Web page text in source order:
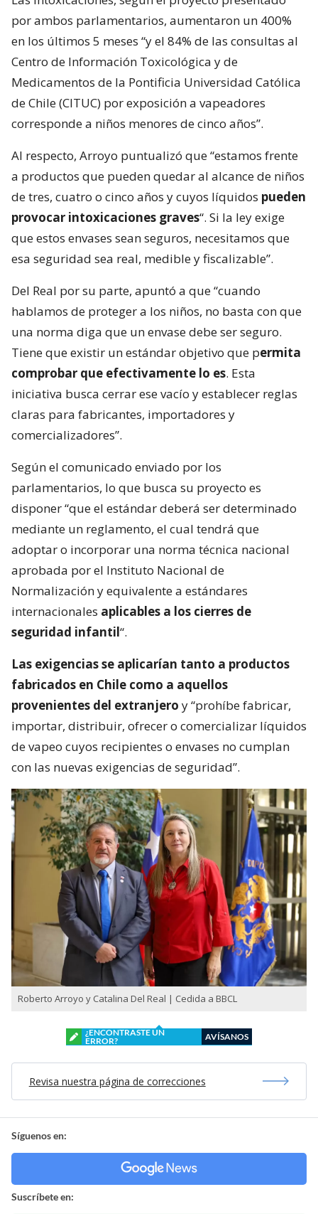
por ambos parlamentarios, aumentaron un 400%
en los últimos 5 meses “y el 84% de las consultas al
Centro de Información Toxicológica y de
Medicamentos de la Pontificia Universidad Católica
de Chile (CITUC) por exposición a vapeadores
corresponde a niños menores de cinco años”.
Al respecto, Arroyo puntualizó que “estamos frente
a productos que pueden quedar al alcance de niños
de tres, cuatro o cinco años y cuyos líquidos pueden
provocar intoxicaciones graves“. Si la ley exige
que estos envases sean seguros, necesitamos que
esa seguridad sea real, medible y fiscalizable”.
Del Real por su parte, apuntó a que “cuando
hablamos de proteger a los niños, no basta con que
una norma diga que un envase debe ser seguro.
Tiene que existir un estándar objetivo que permita
comprobar que efectivamente lo es. Esta
iniciativa busca cerrar ese vacío y establecer reglas
claras para fabricantes, importadores y
comercializadores”.
Según el comunicado enviado por los
parlamentarios, lo que busca su proyecto es
disponer “que el estándar deberá ser determinado
mediante un reglamento, el cual tendrá que
adoptar o incorporar una norma técnica nacional
aprobada por el Instituto Nacional de
Normalización y equivalente a estándares
internacionales aplicables a los cierres de
seguridad infantil“.
Las exigencias se aplicarían tanto a productos
fabricados en Chile como a aquellos
provenientes del extranjero y “prohíbe fabricar,
importar, distribuir, ofrecer o comercializar líquidos
de vapeo cuyos recipientes o envases no cumplan
con las nuevas exigencias de seguridad”.
Roberto Arroyo y Catalina Del Real | Cedida a BBCL
¿ENCONTRASTE UN
ERROR?
AVÍSANOS
Revisa nuestra página de correcciones
Síguenos en:
Suscríbete en: